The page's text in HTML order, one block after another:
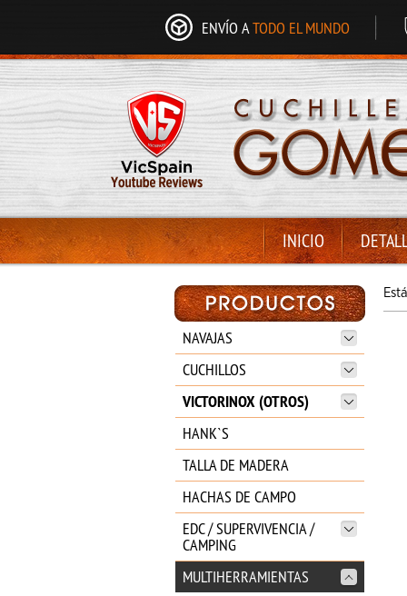
ENVÍO ATODO EL MUNDO
INICIO
NAVAJAS
CUCHILLOS
VICTORINOX (OTROS)
HANK`S
TALLA DE MADERA
HACHAS DE CAMPO
EDC / SUPERVIVENCIA /
CAMPING
MULTIHERRAMIENTAS